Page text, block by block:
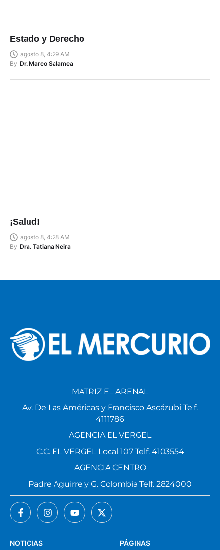
Estado y Derecho
agosto 8, 4:29 AM
By Dr. Marco Salamea
¡Salud!
agosto 8, 4:28 AM
By Dra. Tatiana Neira
PÁGINAS
NOTICIAS
MATRIZ EL ARENAL
Av. De Las Américas y Francisco Ascázubi Telf.
4111786
AGENCIA EL VERGEL
C.C. EL VERGEL Local 107 Telf. 4103554
AGENCIA CENTRO
Padre Aguirre y G. Colombia Telf. 2824000